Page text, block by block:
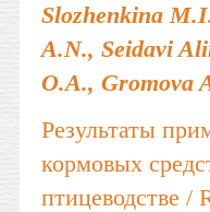
Slozhenkina
A.N., Seidavi
O.A., Gromova
Результаты
кормовых
птицеводстве /